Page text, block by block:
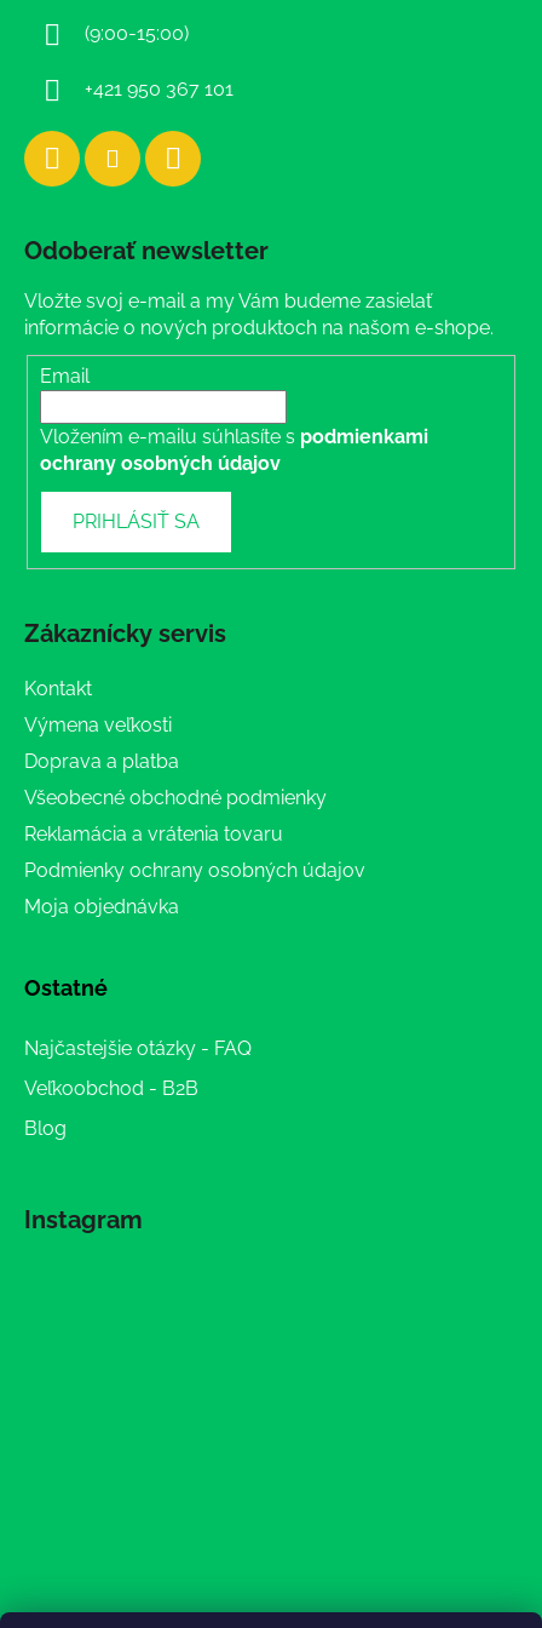
(9:00-15:00)
+421 950 367 101
Odoberať newsletter
Vložte svoj e-mail a my Vám budeme zasielať
informácie o nových produktoch na našom e-shope.
Email
Vložením e-mailu súhlasíte s podmienkami
ochrany osobných údajov
PRIHLÁSIŤ SA
Zákaznícky servis
Kontakt
Výmena veľkosti
Doprava a platba
Všeobecné obchodné podmienky
Reklamácia a vrátenia tovaru
Podmienky ochrany osobných údajov
Moja objednávka
Ostatné
Najčastejšie otázky - FAQ
Veľkoobchod - B2B
Blog
Instagram